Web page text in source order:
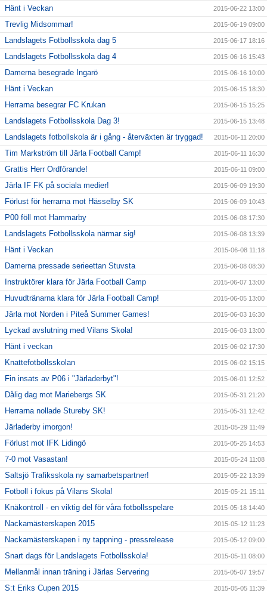
Hänt i Veckan 2015-06-22 13:00
Trevlig Midsommar! 2015-06-19 09:00
Landslagets Fotbollsskola dag 5 2015-06-17 18:16
Landslagets Fotbollsskola dag 4 2015-06-16 15:43
Damerna besegrade Ingarö 2015-06-16 10:00
Hänt i Veckan 2015-06-15 18:30
Herrarna besegrar FC Krukan 2015-06-15 15:25
Landslagets Fotbollsskola Dag 3! 2015-06-15 13:48
Landslagets fotbollskola är i gång - återväxten är tryggad! 2015-06-11 20:00
Tim Markström till Järla Football Camp! 2015-06-11 16:30
Grattis Herr Ordförande! 2015-06-11 09:00
Järla IF FK på sociala medier! 2015-06-09 19:30
Förlust för herrarna mot Hässelby SK 2015-06-09 10:43
P00 föll mot Hammarby 2015-06-08 17:30
Landslagets Fotbollsskola närmar sig! 2015-06-08 13:39
Hänt i Veckan 2015-06-08 11:18
Damerna pressade serieettan Stuvsta 2015-06-08 08:30
Instruktörer klara för Järla Football Camp 2015-06-07 13:00
Huvudtränarna klara för Järla Football Camp! 2015-06-05 13:00
Järla mot Norden i Piteå Summer Games! 2015-06-03 16:30
Lyckad avslutning med Vilans Skola! 2015-06-03 13:00
Hänt i veckan 2015-06-02 17:30
Knattefotbollsskolan 2015-06-02 15:15
Fin insats av P06 i "Järladerbyt"! 2015-06-01 12:52
Dålig dag mot Mariebergs SK 2015-05-31 21:20
Herrarna nollade Stureby SK! 2015-05-31 12:42
Järladerby imorgon! 2015-05-29 11:49
Förlust mot IFK Lidingö 2015-05-25 14:53
7-0 mot Vasastan! 2015-05-24 11:08
Saltsjö Trafiksskola ny samarbetspartner! 2015-05-22 13:39
Fotboll i fokus på Vilans Skola! 2015-05-21 15:11
Knäkontroll - en viktig del för våra fotbollsspelare 2015-05-18 14:40
Nackamästerskapen 2015 2015-05-12 11:23
Nackamästerskapen i ny tappning - pressrelease 2015-05-12 09:00
Snart dags för Landslagets Fotbollsskola! 2015-05-11 08:00
Mellanmål innan träning i Järlas Servering 2015-05-07 19:57
S:t Eriks Cupen 2015 2015-05-05 11:39